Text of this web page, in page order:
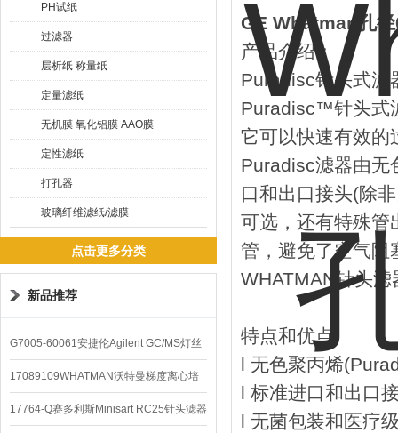
PH试纸
过滤器
层析纸 称量纸
定量滤纸
无机膜 氧化铝膜 AAO膜
定性滤纸
打孔器
玻璃纤维滤纸/滤膜
点击更多分类
新品推荐
G7005-60061安捷伦Agilent GC/MS灯丝
配件
17089109WHATMAN沃特曼梯度离心培
养基
17764-Q赛多利斯Minisart RC25针头滤器
GE Whatman孔
产品介绍：
Puradisc针头式滤
Puradisc™针头式
它可以快速有效
Puradisc滤器由无
口和出口接头(除
可选，还有特殊管
管，避免了空气阻
WHATMAN针头
特点和优点
l 无色聚丙烯
l 标准进口和出口
l 无菌包装和医疗